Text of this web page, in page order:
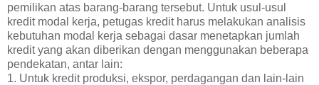
pemilikan atas barang-barang tersebut. Untuk usul-usul
kredit modal kerja, petugas kredit harus melakukan analisis
kebutuhan modal kerja sebagai dasar menetapkan jumlah
kredit yang akan diberikan dengan menggunakan beberapa
pendekatan, antar lain:
1. Untuk kredit produksi, ekspor, perdagangan dan lain-lain